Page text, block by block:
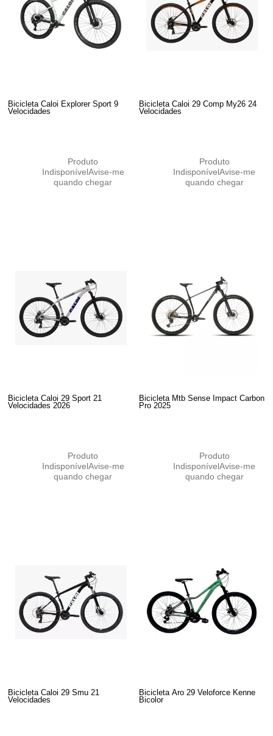
Bicicleta Caloi Explorer Sport 9
Velocidades
Produto
IndisponívelAvise-me
quando chegar
Bicicleta Caloi 29 Comp My26 24
Velocidades
Produto
IndisponívelAvise-me
quando chegar
Bicicleta Caloi 29 Sport 21
Velocidades 2026
Produto
IndisponívelAvise-me
quando chegar
Bicicleta Mtb Sense Impact Carbon
Pro 2025
Produto
IndisponívelAvise-me
quando chegar
Bicicleta Caloi 29 Smu 21
Velocidades
Bicicleta Aro 29 Veloforce Kenne
Bicolor